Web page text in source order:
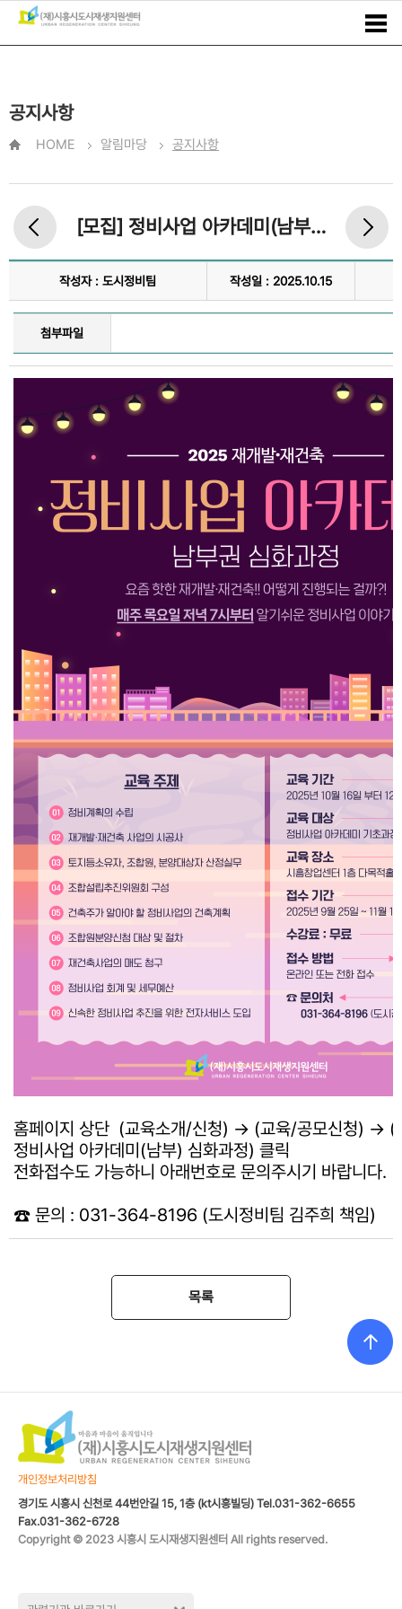
공지사항
HOME 알림마당 공지사항
[모집] 정비사업 아카데미(남부) 심화과정 수강생 모집
작성자 : 도시정비팀 작성일 : 2025.10.15
첨부파일
홈페이지 상단 (교육소개/신청) → (교육/공모신청) →
정비사업 아카데미(남부) 심화과정) 클릭
전화접수도 가능하니 아래번호로 문의주시기 바랍니다.
☎️ 문의 : 031-364-8196 (도시정비팀 김주희 책임)
목록
개인정보처리방침
경기도 시흥시 신천로 44번안길 15, 1층 (kt시흥빌딩) Tel.031-362-6655
Fax.031-362-6728
Copyright © 2023 시흥시 도시재생지원센터 All rights reserved.